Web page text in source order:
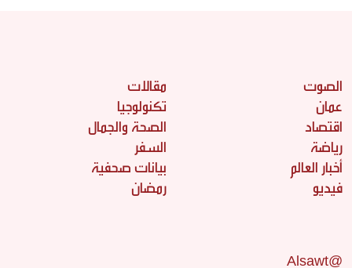
الصوت
عمان
اقتصاد
رياضة
أخبار العالم
فيديو
مقالات
تكنولوجيا
الصحة والجمال
السفر
بيانات صحفية
رمضان
@Alsawt